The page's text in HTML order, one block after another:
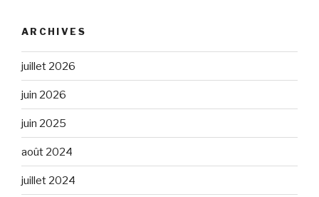
ARCHIVES
juillet 2026
juin 2026
juin 2025
août 2024
juillet 2024